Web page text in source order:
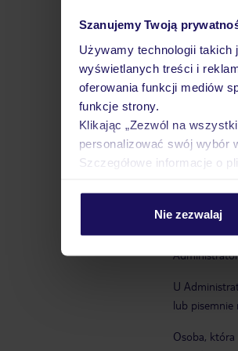
Szanujemy Twoją
Używamy technologii
wyświetlanych treści i
oferowania funkcji mediów
funkcje strony.
Klikając „Zezwól na
personalizować swój wybór
Szczegółowe informacje o
Nie zezwalaj
prawa
17
prawa
prawa
wpływu
przez
prawa
W sprawach
U
lub pisemnie
Osoba, która